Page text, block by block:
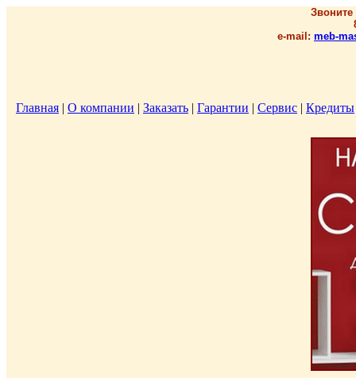
e-mail: meb-
Главная | О компании | Заказать | Гарантии | Сервис | Кредиты